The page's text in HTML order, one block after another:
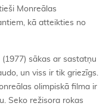
Monreālas
kā atteikties no
sākas ar sastatņu
un viss ir tik griezīgs.
olimpiskā filma ir
Seko režisora rokas